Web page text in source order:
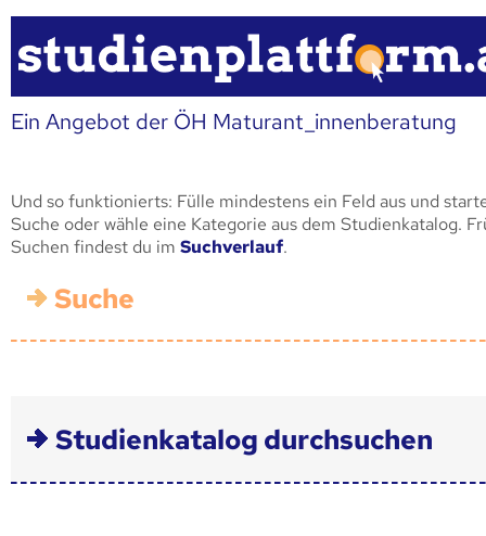
Ein Angebot der ÖH Maturant_innenberatung
Und so funktionierts: Fülle mindestens ein Feld aus und
Suche oder wähle eine Kategorie aus dem Studienkatalog.
Suchen findest du im Suchverlauf.
Suche
Studienkatalog durchsuchen